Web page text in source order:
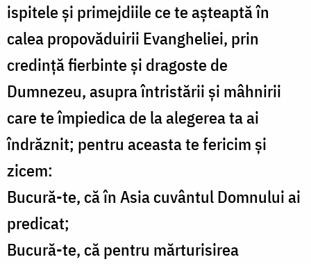
ispitele şi primejdiile ce te aşteaptă în
calea propovăduirii Evangheliei, prin
credinţă fierbinte şi dragoste de
Dumnezeu, asupra întristării şi mâhnirii
care te împiedica de la alegerea ta ai
îndrăznit; pentru aceasta te fericim şi
zicem:
Bucură-te, că în Asia cuvântul Domnului ai
predicat;
Bucură-te, că pentru mărturisirea